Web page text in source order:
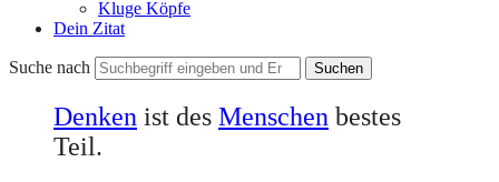
Kluge Köpfe
Dein Zitat
Suche nach
Denken ist des Menschen bestes
Teil.